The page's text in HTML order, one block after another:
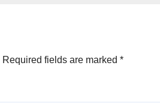
Required fields are marked *